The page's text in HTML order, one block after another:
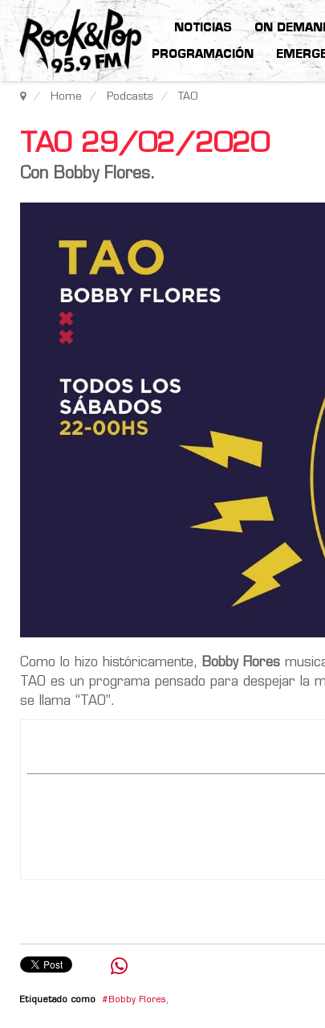
NOTICIAS ON
PROGRAMACIÓN
Home Podcasts TAO
TAO 29/02/2020
Con Bobby Flores.
Como lo hizo históricamente, Bobby Flores
TAO es un programa pensado para despejar la
se llama “TAO”.
Etiquetado como Bobby Flores,